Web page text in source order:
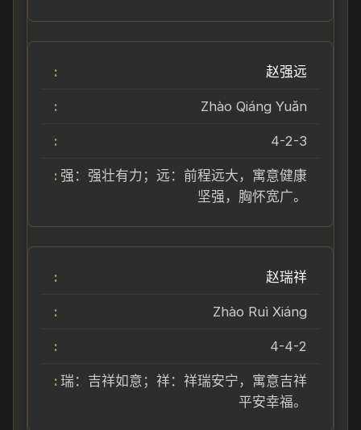
赵强远
Zhào Qiáng Yuǎn
4-2-3
强：强壮有力；远：前程远大，寓意健康
坚强，胸怀宽广。
赵瑞祥
Zhào Ruì Xiáng
4-4-2
瑞：吉祥如意；祥：祥瑞安宁，寓意吉祥
平安幸福。